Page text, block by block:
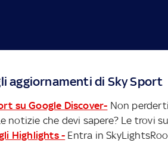
aggiornamenti di Sky Sport
su Google Discover- Non
notizie che devi sapere? Le trovi
Highlights - Entra in